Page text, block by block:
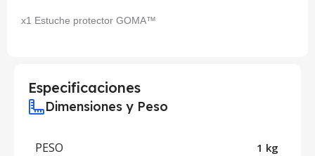
x1 Estuche protector GOMA™
Especificaciones
Dimensiones y Peso
PESO 1 kg